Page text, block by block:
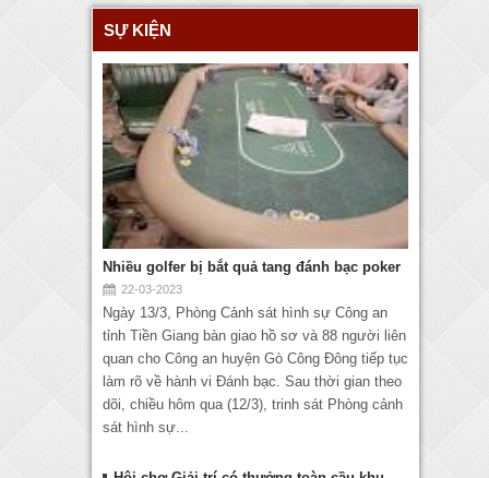
SỰ KIỆN
Nhiều golfer bị bắt quả tang đánh bạc poker
22-03-2023
Ngày 13/3, Phòng Cảnh sát hình sự Công an
tỉnh Tiền Giang bàn giao hồ sơ và 88 người liên
quan cho Công an huyện Gò Công Đông tiếp tục
làm rõ về hành vi Đánh bạc. Sau thời gian theo
dõi, chiều hôm qua (12/3), trinh sát Phòng cảnh
sát hình sự...